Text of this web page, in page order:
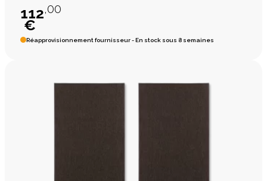
112,00
€
Réapprovisionnement fournisseur - En stock sous 8 semaines